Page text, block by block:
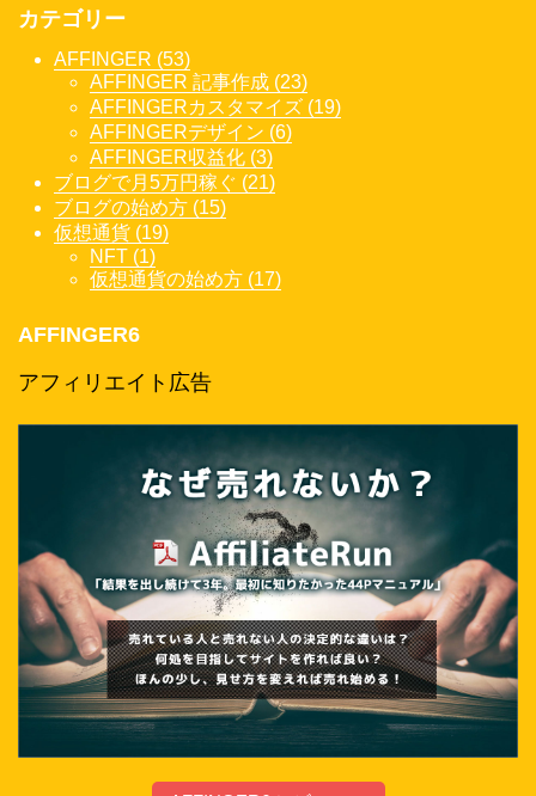
カテゴリー
AFFINGER (53)
AFFINGER 記事作成 (23)
AFFINGERカスタマイズ (19)
AFFINGERデザイン (6)
AFFINGER収益化 (3)
ブログで月5万円稼ぐ (21)
ブログの始め方 (15)
仮想通貨 (19)
NFT (1)
仮想通貨の始め方 (17)
AFFINGER6
アフィリエイト広告